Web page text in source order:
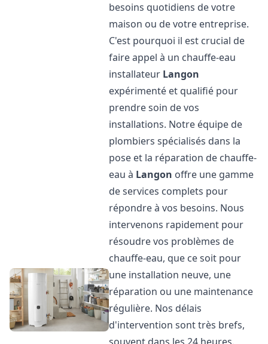
besoins quotidiens de votre
maison ou de votre entreprise.
C'est pourquoi il est crucial de
faire appel à un chauffe-eau
installateur Langon
expérimenté et qualifié pour
prendre soin de vos
installations. Notre équipe de
plombiers spécialisés dans la
pose et la réparation de chauffe-
eau à Langon offre une gamme
de services complets pour
répondre à vos besoins. Nous
intervenons rapidement pour
résoudre vos problèmes de
chauffe-eau, que ce soit pour
une installation neuve, une
réparation ou une maintenance
régulière. Nos délais
d'intervention sont très brefs,